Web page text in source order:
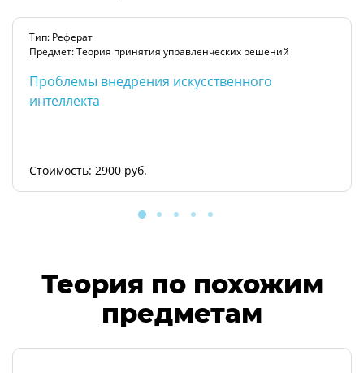
Тип: Реферат
Предмет: Теория принятия управленческих решений
Проблемы внедрения искусственного
интеллекта
Стоимость: 2900 руб.
Теория по похожим
предметам